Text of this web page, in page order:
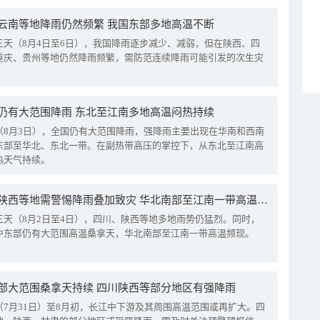
南等地降雨仍然频繁 我国东部多地高温不断
天（8月4日至6日），我国降雨逐步减少、减弱，但在陕西、四
庆、贵州等地仍然降雨频繁，需防范连续降雨可能引发的次生灾
有大范围降雨 东北至江南多地高温闷热持续
8月3日），全国仍有大范围降雨，强降雨主要出现在华南和西南
部至华北、东北一带。在副热带高压的掌控下，从东北至江南高
气持续。
四川陕西等地需警惕降雨叠加致灾 华北南部至江南一带高温频现
天（8月2日至4日），四川、陕西等地多地雨势仍猛烈。同时，
东部仍有大范围高温桑拿天，华北南部至江南一带高温频现。
大范围桑拿天持续 四川陕西等部分地区有强降雨
7月31日）至8月初，长江中下游及其周围高温范围或再扩大。四